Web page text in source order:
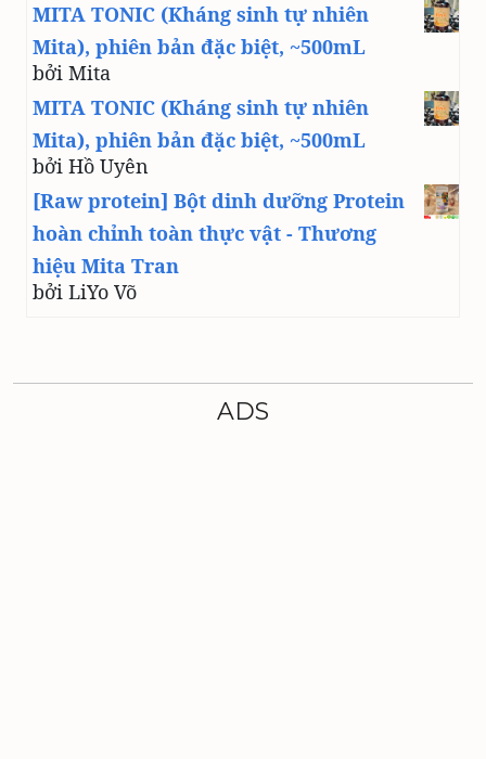
MITA TONIC (Kháng sinh tự nhiên
Mita), phiên bản đặc biệt, ~500mL
bởi Mita
MITA TONIC (Kháng sinh tự nhiên
Mita), phiên bản đặc biệt, ~500mL
bởi Hồ Uyên
[Raw protein] Bột dinh dưỡng Protein
hoàn chỉnh toàn thực vật - Thương
hiệu Mita Tran
bởi LiYo Võ
ADS